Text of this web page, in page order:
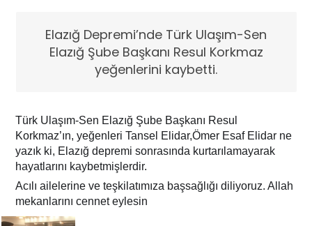
Elazığ Depremi’nde Türk Ulaşım-Sen
Elazığ Şube Başkanı Resul Korkmaz
yeğenlerini kaybetti.
Türk Ulaşım-Sen Elazığ Şube Başkanı Resul
Korkmaz’ın, yeğenleri Tansel Elidar,Ömer Esaf Elidar ne
yazık ki, Elazığ depremi sonrasında kurtarılamayarak
hayatlarını kaybetmişlerdir.
Acılı ailelerine ve teşkilatımıza başsağlığı diliyoruz. Allah
mekanlarını cennet eylesin